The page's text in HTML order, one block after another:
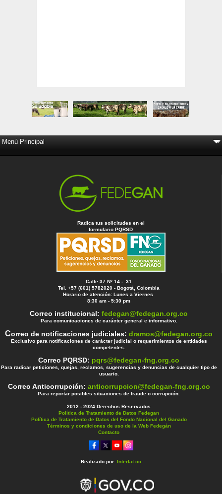
Radica tus solicitudes en el
formulario PQRSD
Calle 37 Nº 14 - 31
Tel. +57 (601) 5782020 - Bogotá, Colombia
Horario de atención: Lunes a Viernes
8:30 am - 5:30 pm
Correo institucional:fedegan@fedegan.org.co
Para comunicaciones de carácter general e informativo.
Correo de notificaciones judiciales:dramos@fedegan.org.co
Exclusivo para notificaciones de carácter judicial o requerimientos de entidades
competentes.
Correo PQRSD: pqrs@fedegan-fng.org.co
Para radicar peticiones, quejas, reclamos, sugerencias y denuncias de cualquier tipo de
usuario.
Correo Anticorrupción: anticorrupcion@fedegan-fng.org.co
Para reportar posibles situaciones de fraude o corrupción.
2012 - 2024 Derechos Reservados
Política de Tratamiento de Datos Fedegan
Política de Tratamiento de Datos del Fondo Nacional del Ganado
Términos y condiciones de uso de la Web Fedegán
Contacto
Realizado por: Interlat.co